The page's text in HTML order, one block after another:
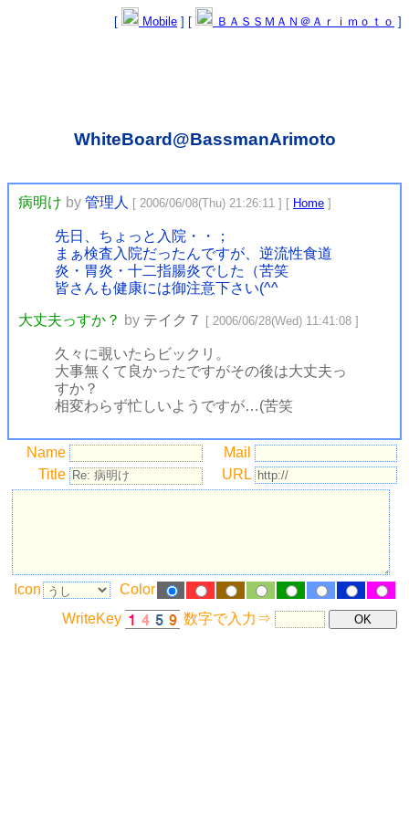
[ Mobile ] [ ＢＡＳＳＭＡＮ＠Ａｒｉｍｏｔｏ ]
WhiteBoard@BassmanArimoto
病明け by 管理人 [ 2006/06/08(Thu) 21:26:11 ] [ Home ]
先日、ちょっと入院・・；
まぁ検査入院だったんですが、逆流性食道
炎・胃炎・十二指腸炎でした（苦笑
皆さんも健康には御注意下さい(^^ゞ
大丈夫っすか？ by テイク７ [ 2006/06/28(Wed) 11:41:08 ]
久々に覗いたらビックリ。
大事無くて良かったですがその後は大丈夫っ
すか？
相変わらず忙しいようですが…(苦笑
Name
Mail
Title
URL
Icon
Color
WriteKey
数字で入力⇒